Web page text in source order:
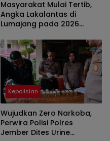
Masyarakat Mulai Tertib,
Angka Lakalantas di
Lumajang pada 2026
Kepolisian
Wujudkan Zero Narkoba,
Perwira Polisi Polres
Jember Dites Urine